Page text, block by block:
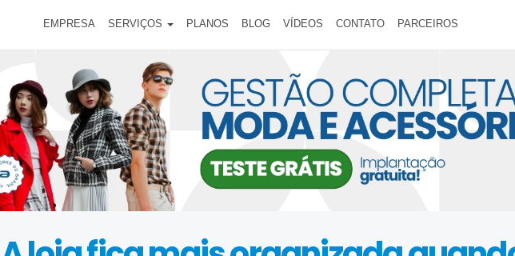
EMPRESA SERVIÇOS PLANOS BLOG VÍDEOS CONTATO PARCEIROS